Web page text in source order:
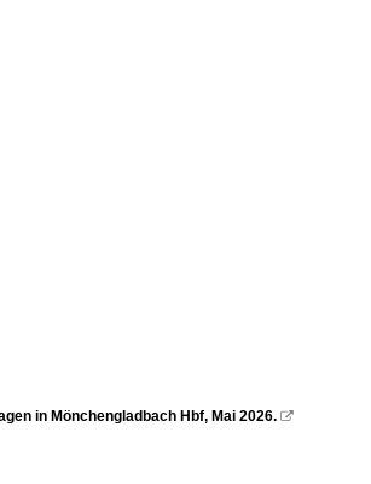
in Mönchengladbach Hbf, Mai 2026. 